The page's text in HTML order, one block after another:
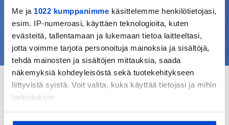
Me ja 1022 kumppanimme käsittelemme henkilötietojasi,
esim. IP-numeroasi, käyttäen teknologioita, kuten
evästeitä, tallentamaan ja lukemaan tietoa laitteeltasi,
jotta voimme tarjota personoituja mainoksia ja sisältöjä,
tehdä mainosten ja sisältöjen mittauksia, saada
näkemyksiä kohdeyleisöstä sekä tuotekehitykseen
liittyvistä syistä. Voit valita, kuka käyttää tietojasi ja mihin
tarkoituksiin.
Jos sallit, haluamme myös tehdä seuraavia:
Aiheeseen liittyviä